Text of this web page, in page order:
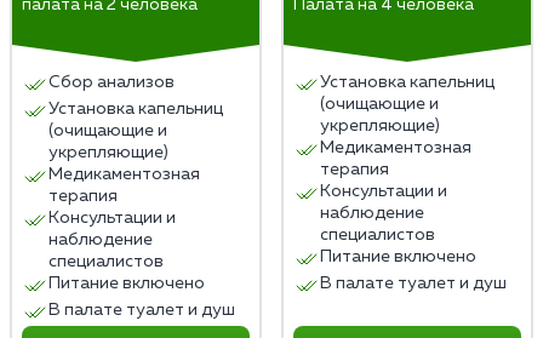
палата на 2 человека
Сбор анализов
Установка капельниц
(очищающие и
укрепляющие)
Медикаментозная
терапия
Консультации и
наблюдение
специалистов
Питание включено
В палате туалет и душ
Палата на 4 человека
Установка капельниц
(очищающие и
укрепляющие)
Медикаментозная
терапия
Консультации и
наблюдение
специалистов
Питание включено
В палате туалет и душ